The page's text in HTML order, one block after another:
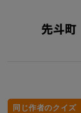
同じ作者のクイズ